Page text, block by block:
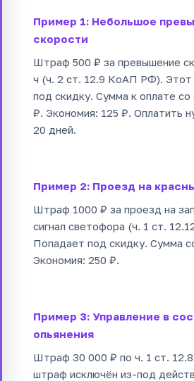
Пример 1: Небольшое
скорости
Штраф 500 ₽ за превышение
ч (ч. 2 ст. 12.9 КоАП РФ).
под скидку. Сумма к оплате со
₽. Экономия: 125 ₽. Оплатить
20 дней.
Пример 2: Проезд на
Штраф 1000 ₽ за проезд на
сигнал светофора (ч. 1 ст.
Попадает под скидку. Сумма
Экономия: 250 ₽.
Пример 3: Управление в
опьянения
Штраф 30 000 ₽ по ч. 1 ст.
штраф исключён из-под